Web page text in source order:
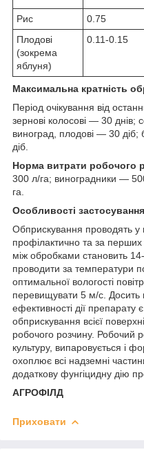
Рис
0.75
Плодові
(зокрема
яблуня)
0.11-0.15
Максимальна кратність
Період очікування від
зернові колосові — 30 днів;
виноград, плодові — 30
діб.
Норма витрати робочого
300 л/га; виноградники —
га.
Особливості застосування
Обприскування проводять у
профілактично та за
між обробками становить
проводити за температури
оптимальної вологості
перевищувати 5 м/с. Досить
ефективності дії препарату
обприскування всієї
робочого розчину. Робочий
культуру, випаровується і
охоплює всі надземні
додаткову фунгіцидну дію
АГРОФІЛД
Приховати